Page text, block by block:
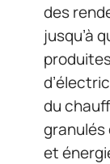
des
jusqu’à
du
granulés
et